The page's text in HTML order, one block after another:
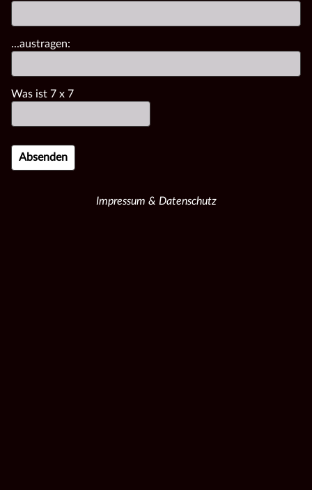
...austragen:
Was ist 7 x 7
Impressum & Datenschutz